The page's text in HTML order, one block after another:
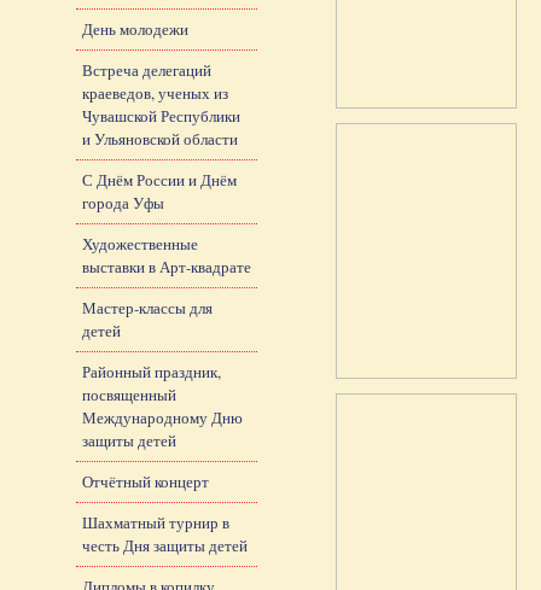
День молодежи
Встреча делегаций
краеведов, ученых из
Чувашской Республики
и Ульяновской области
С Днём России и Днём
города Уфы
Художественные
выставки в Арт-квадрате
Мастер-классы для
детей
Районный праздник,
посвященный
Международному Дню
защиты детей
Отчётный концерт
Шахматный турнир в
честь Дня защиты детей